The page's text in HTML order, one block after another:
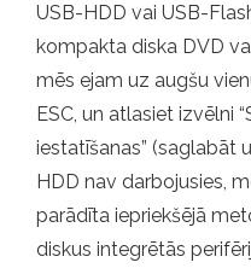
USB-HDD vai USB-
kompakta diska DVD
mēs ejam uz augšu
ESC, un atlasiet izvēlni
iestatīšanas” (saglabāt
HDD nav darbojusies,
parādīta iepriekšējā
diskus integrētās